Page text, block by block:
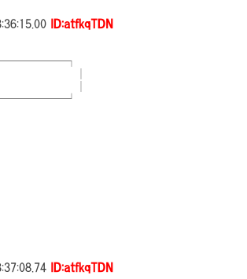
ID:atfkqTDN
ID:atfkqTDN